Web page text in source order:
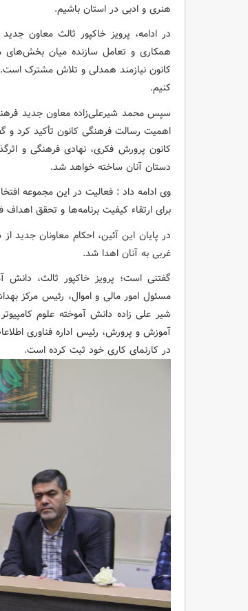
هنری و ادبی در استان باشیم.
در ادامه، پرویز خاکپور ثالث معاون
همکاری و تعامل سازنده میان بخش‌های
کانون نیازمند همدلی و تلاش مشترک است.
کنیم.
سپس محمد شیرعلی‌زاده معاون جدید
اهمیت رسالت فرهنگی کانون تأکید کرد و
کانون پرورش فکری، نهادی فرهنگی و
دستان آنان ساخته خواهد شد.
وی ادامه داد : فعالیت در این مجموعه
برای ارتقاء کیفیت برنامه‌ها و تحقق اهداف
در پایان این آئین، احکام معاونان جدید
غربی به آنان اهدا شد.
گفتنی است؛ پرویز خاکپور ثالث، دانش
مسئول امور مالی و اموال، رئیس مرکز
شیر علی زاده دانش آموخته علوم
آموزش و پرورش، رئیس اداره فناوری
در کارنمای کاری خود ثبت کرده است.